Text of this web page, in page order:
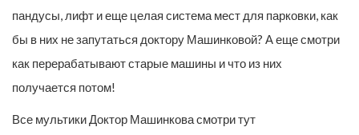
пандусы, лифт и еще целая система мест для парковки, как
бы в них не запутаться доктору Машинковой? А еще смотри
как перерабатывают старые машины и что из них
получается потом!
Все мультики Доктор Машинкова смотри тут